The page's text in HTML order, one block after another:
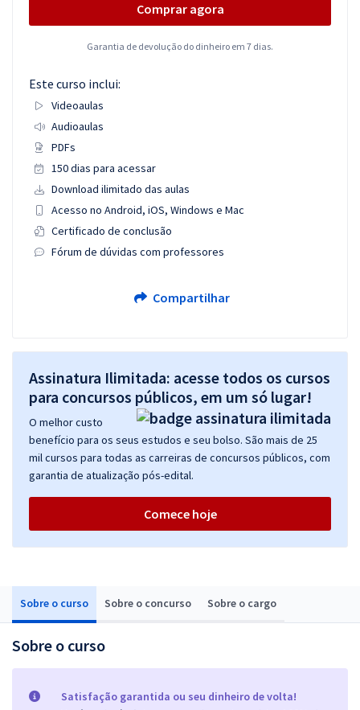
Sobre o curso Sobre o concurso Sobre o cargo
Sobre o curso
Satisfação garantida ou seu dinheiro de volta!
Comprar agora
Garantia de devolução do dinheiro em 7 dias.
Este curso inclui:
Videoaulas
Audioaulas
PDFs
150 dias para acessar
Download ilimitado das aulas
Acesso no Android, iOS, Windows e Mac
Certificado de conclusão
Fórum de dúvidas com professores
Compartilhar
Assinatura Ilimitada: acesse todos os cursos
para concursos públicos, em um só lugar!
O melhor custo
benefício para os seus estudos e seu bolso. São mais de 25
mil cursos para todas as carreiras de concursos públicos, com
garantia de atualização pós-edital.
Comece hoje